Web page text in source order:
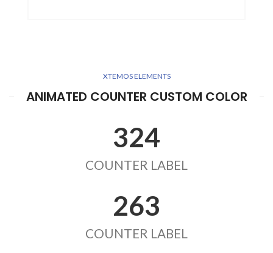
XTEMOS ELEMENTS
ANIMATED COUNTER CUSTOM COLOR
324
COUNTER LABEL
263
COUNTER LABEL